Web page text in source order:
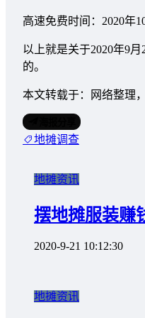
高速免费时间：2020年
以上就是关于2020年9
的。
本文转载于：网络整理，
地摊调查
地摊资讯
摆地摊服装赚
2020-9-21 10:12:30
地摊资讯